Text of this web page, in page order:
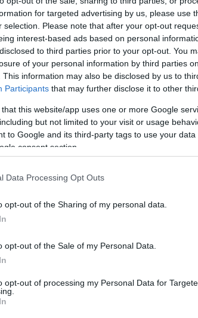
for targeted advertising by us, please use
selection. Please note that after your opt-out
interest-based ads based on personal
to third parties prior to your opt-out. You
of your personal information by third parties
This information may also be disclosed by us to
Participants that may further disclose it to other
that this website/app uses one or more Google
but not limited to your visit or usage
to Google and its third-party tags to use your
consent section.
Data Processing Opt Outs
opt-out of the Sharing of my personal data.
opt-out of the Sale of my Personal Data.
opt-out of processing my Personal Data for
Flash.grστην αναζήτηση τηςGoogle